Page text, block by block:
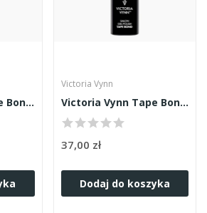
Victoria Vynn Tape Bond Primer bezkwasowy 8ml
Victoria Vynn
Victoria Vynn Tape Bond Primer Bezkwasowy 15ml
37,00 zł
Dodaj do koszyka